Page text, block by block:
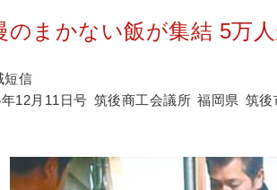
のまかない飯が集結 5万
短信
12月11日号 筑後商工会議所 福岡県 筑後